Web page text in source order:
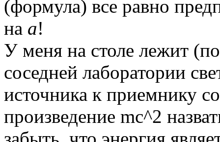
(формула) все равно
на a!
У меня на столе лежит
соседней лаборатории
источника к приемнику
произведение mc^2